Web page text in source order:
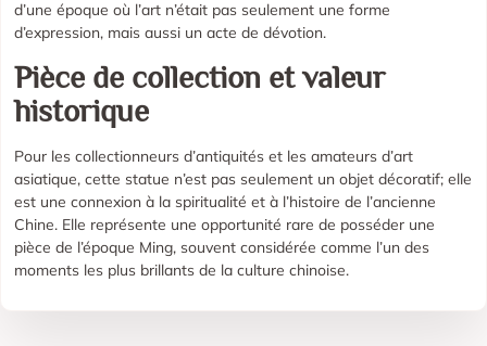
d’une époque où l’art n’était pas seulement une forme
d’expression, mais aussi un acte de dévotion.
Pièce de collection et valeur
historique
Pour les collectionneurs d’antiquités et les amateurs d’art
asiatique, cette statue n’est pas seulement un objet décoratif; elle
est une connexion à la spiritualité et à l’histoire de l’ancienne
Chine. Elle représente une opportunité rare de posséder une
pièce de l’époque Ming, souvent considérée comme l’un des
moments les plus brillants de la culture chinoise.